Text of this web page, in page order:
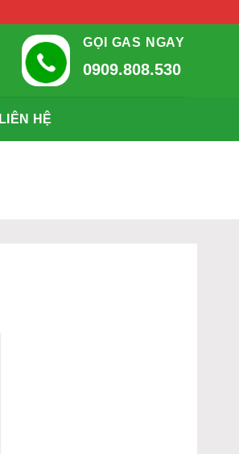
GỌI GAS NGAY
0909.808.530
LIÊN HỆ